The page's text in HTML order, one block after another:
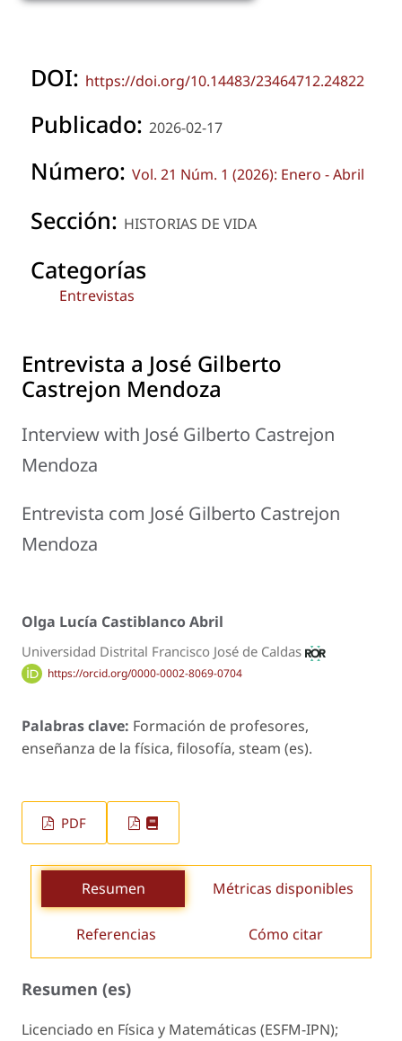
DOI: https://doi.org/10.14483/23464712.24822
Publicado: 2026-02-17
Número: Vol. 21 Núm. 1 (2026): Enero - Abril
Sección: HISTORIAS DE VIDA
Categorías
Entrevistas
Entrevista a José Gilberto
Castrejon Mendoza
Interview with José Gilberto Castrejon
Mendoza
Entrevista com José Gilberto Castrejon
Mendoza
Olga Lucía Castiblanco Abril
Universidad Distrital Francisco José de Caldas
https://orcid.org/0000-0002-8069-0704
Palabras clave: Formación de profesores,
enseñanza de la física, filosofía, steam (es).
PDF
Resumen Métricas disponibles
Referencias Cómo citar
Resumen (es)
Licenciado en Física y Matemáticas (ESFM-IPN);